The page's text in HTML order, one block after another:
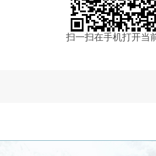
扫一扫在手机打开当